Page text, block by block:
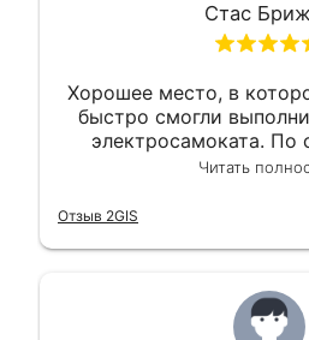
Стас
Хорошее место, в
быстро смогли
электросамоката. По
вышло вообщеЧитать
Отзыв 2GIS